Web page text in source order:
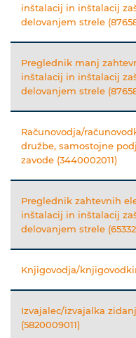
inštalacij in inštalacij
delovanjem strele
Preglednik manj
inštalacij in inštalacij
delovanjem strele
Računovodja/
družbe, samostojne
zavode (3440002011)
Preglednik zahtevnih
inštalacij in inštalacij
delovanjem strele
Knjigovodja/
Izvajalec/izvajalka
(5820009011)